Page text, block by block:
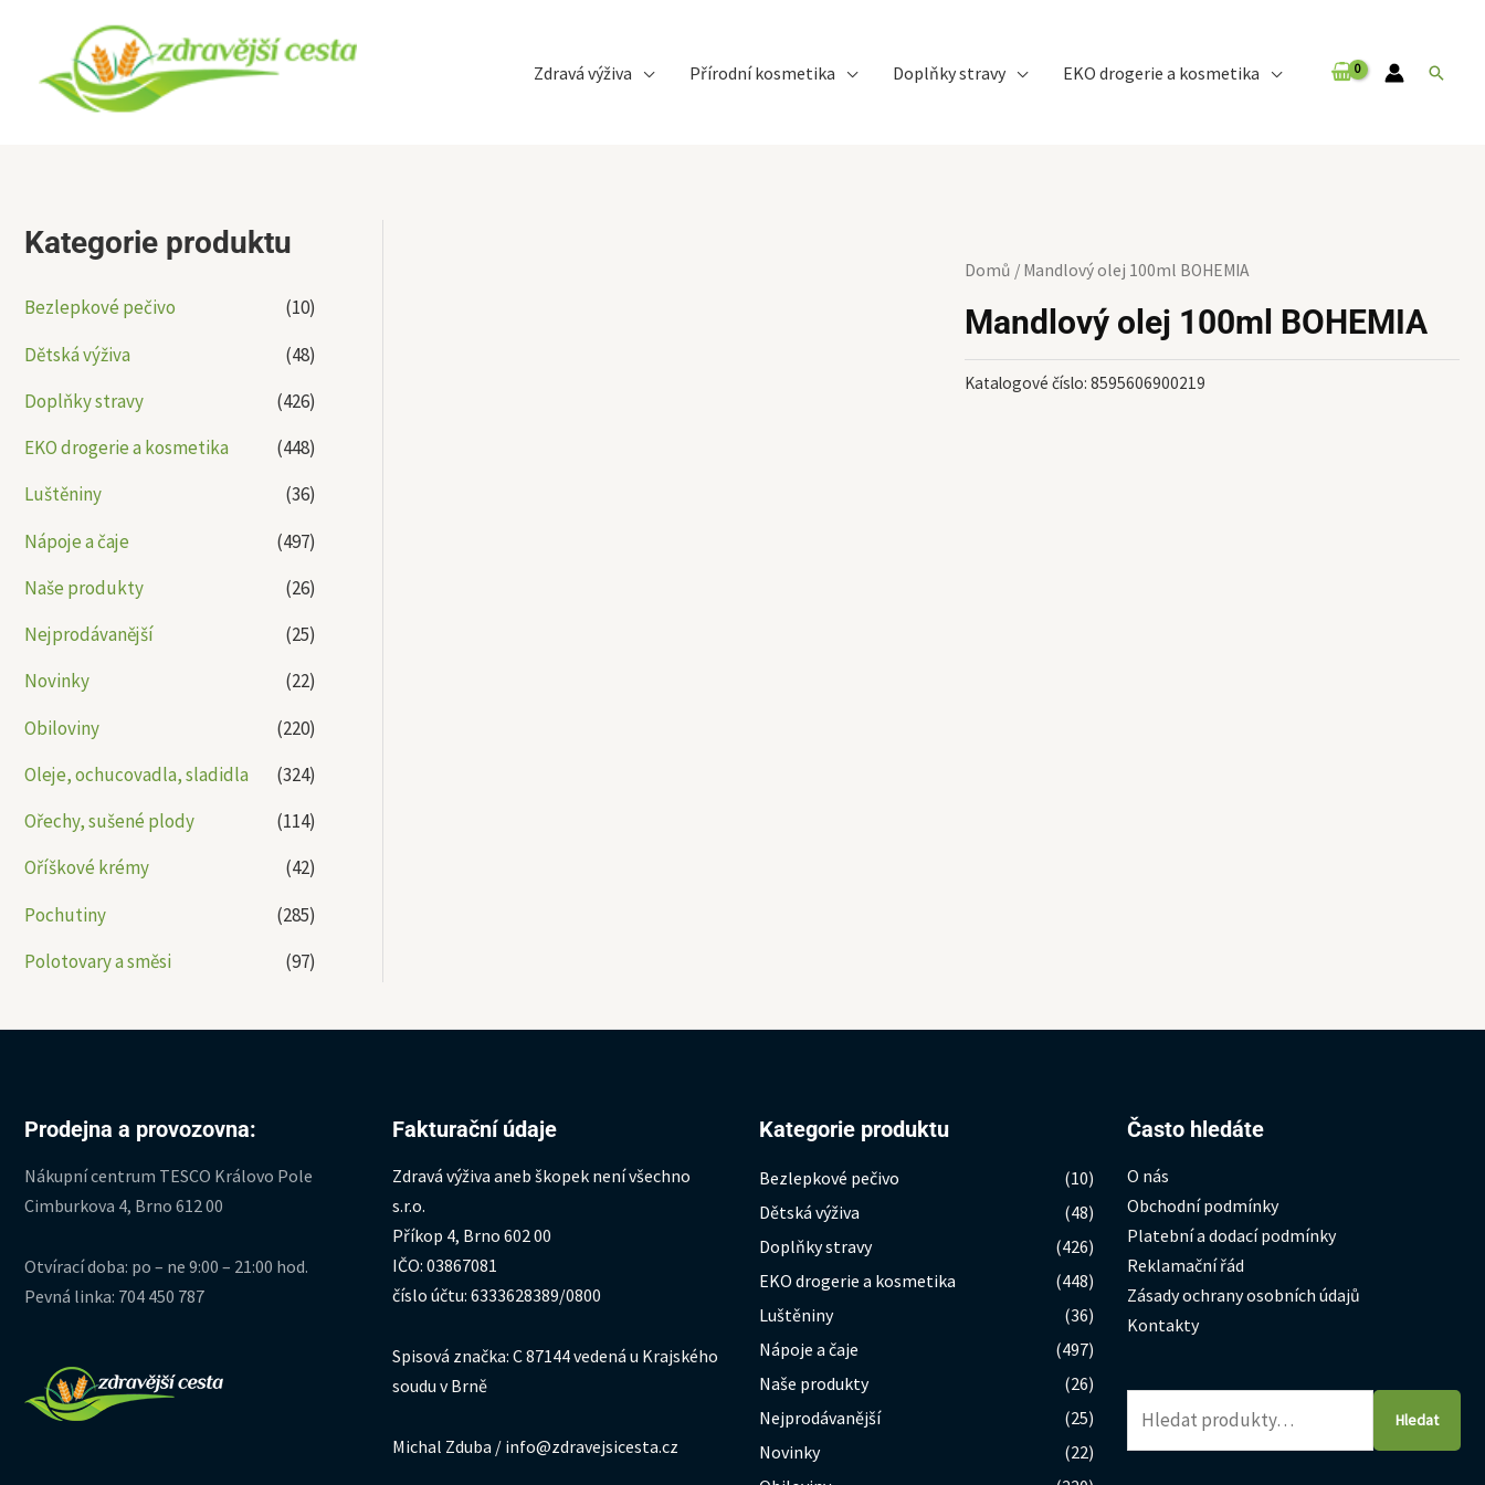
obsah
Zdravá výživa Přírodní kosmetika Doplňky stravy EKO drogerie a kosmetika Hledat
Kategorie produktu
Bezlepkové pečivo
(10)
Dětská výživa
(48)
Doplňky stravy
(426)
EKO drogerie a kosmetika
(448)
Luštěniny
(36)
Nápoje a čaje
(497)
Naše produkty
(26)
Nejprodávanější
(25)
Novinky
(22)
Obiloviny
(220)
Oleje, ochucovadla, sladidla
(324)
Ořechy, sušené plody
(114)
Oříškové krémy
(42)
Pochutiny
(285)
Polotovary a směsi
(97)
Domů / Mandlový olej 100ml BOHEMIA
Mandlový olej 100ml BOHEMIA
Katalogové číslo: 8595606900219
Prodejna a provozovna:
Nákupní centrum TESCO Královo Pole
Cimburkova 4, Brno 612 00
Otvírací doba: po – ne 9:00 – 21:00 hod.
Pevná linka: 704 450 787
Fakturační údaje
Zdravá výživa aneb škopek není všechno
s.r.o.
Příkop 4, Brno 602 00
IČO: 03867081
číslo účtu: 6333628389/0800
Spisová značka: C 87144 vedená u Krajského
soudu v Brně
Michal Zduba / info@zdravejsicesta.cz
Kategorie produktu
Bezlepkové pečivo
(10)
Dětská výživa
(48)
Doplňky stravy
(426)
EKO drogerie a kosmetika
(448)
Luštěniny
(36)
Nápoje a čaje
(497)
Naše produkty
(26)
Nejprodávanější
(25)
Novinky
(22)
Často hledáte
O nás
Obchodní podmínky
Platební a dodací podmínky
Reklamační řád
Zásady ochrany osobních údajů
Kontakty
Hledat:
Hledat